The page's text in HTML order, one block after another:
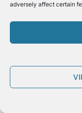
adversely affect certain